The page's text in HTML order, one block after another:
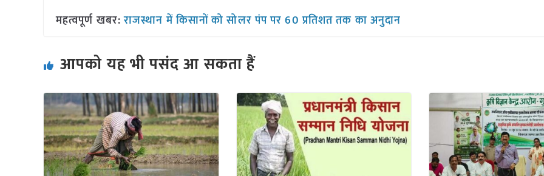
महत्वपूर्ण खबर: राजस्थान में किसानों को सोलर पंप पर 60 प्रतिशत तक का अनुदान
आपको यह भी पसंद आ सकता हैं